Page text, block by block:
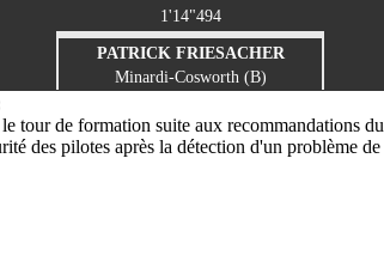
1'14"494
PATRICK FRIESACHER
Minardi-Cosworth (B)
tour de formation suite aux recommandations du
des pilotes après la détection d'un problème de